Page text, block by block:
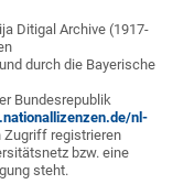
Ditigal Archive (1917-
durch die Bayerische
Bundesrepublik
nl-
Zugriff registrieren
bzw. eine
steht.